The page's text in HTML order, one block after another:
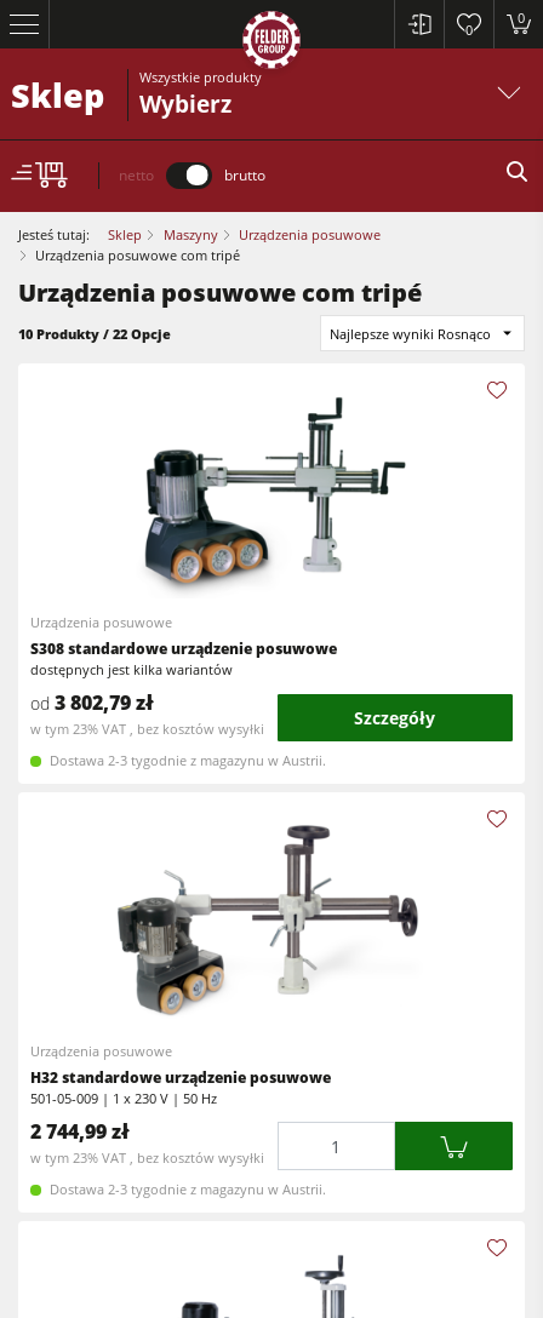
0
0
Frezarki dolnowrzecionowe
Pilarko-frezarki
Obrabiarki 5-czynnościowe
Centra obróbcze CNC
Okleiniarki
Szlifierki szerokotaśmowe
Szlifierki taśmowe & Szlifierki do krawędzi
Szlifierki szerokotaśmowe i szczotkowe
Wiertarki wielowrzecionowe i wiertarko-dłutarki
Piły panelowe
Brykieciarki
Prasy do forniru & Prasy membranowe
Urządzenia odciągowe
Odciągarko-odpylarki & Odpylacze
Urządzenia posuwowe
Wyposażenie warsztatu
Oprogramowanie F4Solutions
Piły formatowe
Frezarki dolnowrzecionowe
Pilarko-frezarki
Obrabiarki wieloczynnościowe
Centra obróbcze CNC
Okleiniarki prostoliniowe
Urządzenia odciągowe
Urządzenia posuwowe
Sklep Wszystkie produkty
Wybierz
netto brutto
Jesteś tutaj: Sklep Maszyny
Urządzenia posuwowe
Urządzenia posuwowe com tripé
Urządzenia posuwowe com tripé
10 Produkty / 22 Opcje Najlepsze wyniki Rosnąco
Urządzenia posuwowe
S308 standardowe urządzenie posuwowe
dostępnych jest kilka wariantów
od 3 802,79 zł
w tym 23% VAT , bez kosztów wysyłki Szczegóły
Dostawa 2-3 tygodnie z magazynu w Austrii.
Urządzenia posuwowe
H32 standardowe urządzenie posuwowe
501-05-009 | 1 x 230 V | 50 Hz
2 744,99 zł
w tym 23% VAT , bez kosztów wysyłki
Dostawa 2-3 tygodnie z magazynu w Austrii.